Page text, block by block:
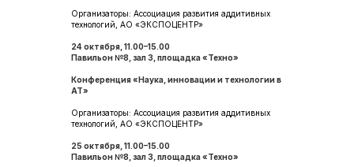
Организаторы: Ассоциация развития аддитивных
технологий, АО «ЭКСПОЦЕНТР»
24 октября, 11.00–15.00
Павильон №8, зал 3, площадка «Техно»
Конференция «Наука, инновации и технологии в
АТ»
Организаторы: Ассоциация развития аддитивных
технологий, АО «ЭКСПОЦЕНТР»
25 октября, 11.00–15.00
Павильон №8, зал 3, площадка «Техно»